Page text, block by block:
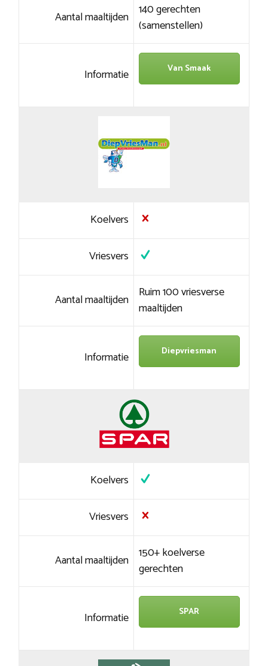
Aantal maaltijden 140 gerechten
(samenstellen)
Informatie Van Smaak
Koelvers
Vriesvers
Aantal maaltijden Ruim 100 vriesverse
maaltijden
Informatie Diepvriesman
Koelvers
Vriesvers
Aantal maaltijden 150+ koelverse
gerechten
Informatie SPAR